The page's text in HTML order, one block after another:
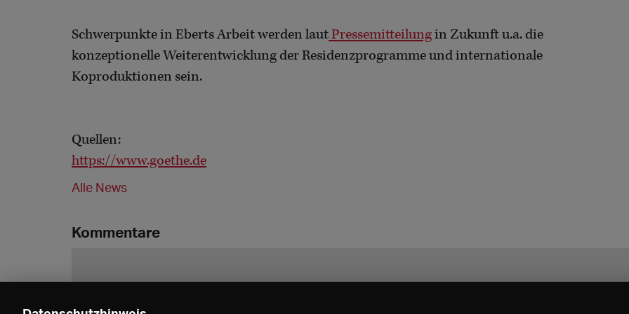
Schwerpunkte in Eberts Arbeit werden lautPressemitteilungin Zukunft u.a. die
konzeptionelle Weiterentwicklung der Residenzprogramme und internationale
Koproduktionen sein.
Quellen:
https://www.goethe.de
Alle News
Kommentare